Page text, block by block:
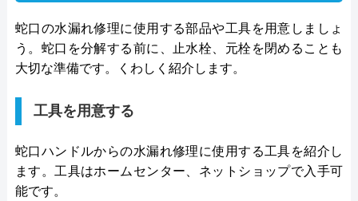
蛇口の水漏れ修理に使用する部品や工具を用意しましょ
う。蛇口を分解する前に、止水栓、元栓を閉めることも
大切な準備です。くわしく紹介します。
工具を用意する
蛇口ハンドルからの水漏れ修理に使用する工具を紹介し
ます。工具はホームセンター、ネットショップで入手可
能です。